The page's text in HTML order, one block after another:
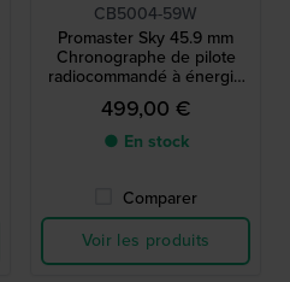
CB5004-59W
Promaster Sky 45.9 mm
Chronographe de pilote
radiocommandé à énergie
solaire avec date
499,00 €
● En stock
Comparer
Voir les produits